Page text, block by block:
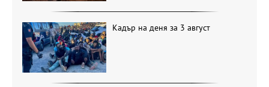
Кадър на деня за 3 август